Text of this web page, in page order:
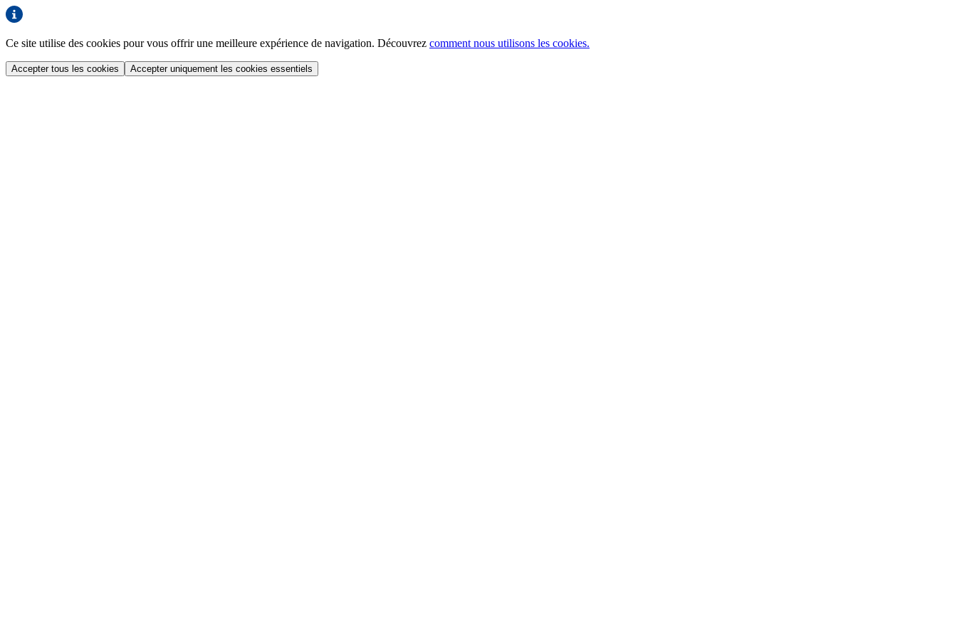
Ce site utilise des cookies pour vous offrir une meilleure expérience de navigation. Découvrez comment nous utilisons les cookies.
Accepter tous les cookies Accepter uniquement les cookies essentiels